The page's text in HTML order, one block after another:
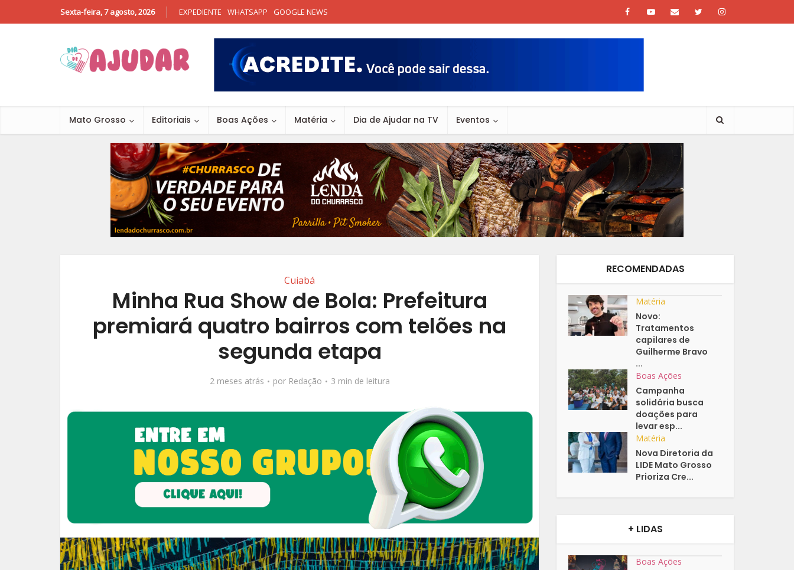
Sexta-feira, 7 agosto, 2026 EXPEDIENTE WHATSAPP GOOGLE NEWS
Mato Grosso Editoriais Boas Ações Matéria Dia de Ajudar na TV Eventos
Cuiabá
Minha Rua Show de Bola: Prefeitura
premiará quatro bairros com telões na
segunda etapa
2 meses atrás por Redação 3 min de leitura
RECOMENDADAS
Matéria
Novo:
Tratamentos
capilares de
Guilherme Bravo
...
Boas Ações
Campanha
solidária busca
doações para
levar esp...
Matéria
Nova Diretoria da
LIDE Mato Grosso
Prioriza Cre...
+ LIDAS
Boas Ações